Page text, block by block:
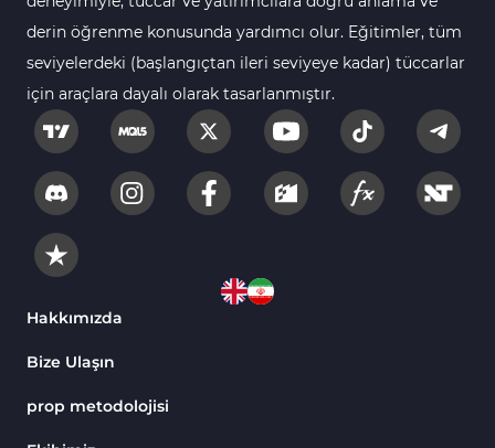
MetaTrader 4’te
DrawdownGöstergeleri
Binary Options MT4
Göstergeleri
Öncü MT4 Göstergeleri 75
Akıllı Para MT4 Göstergeleri 74
Destek ve Direnç MT4
Harmonik MT4 Göstergeleri
Aşırı Alım ve Aşırı Satım MT4
Göstergeleri
derin öğrenme konusunda yardımcı olur. Eğitimler, tüm
seviyelerdeki (başlangıçtan ileri seviyeye kadar) tüccarlar
için araçlara dayalı olarak tasarlanmıştır.
Hakkımızda
Bize Ulaşın
prop metodolojisi